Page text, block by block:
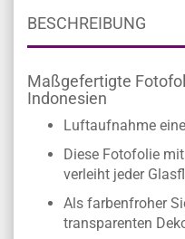
BESCHREIBUNG
Maßgefertigte
Indonesien
Luftaufnahme
Diese Fotofolie
verleiht jeder
Als farbenfroher
transparenten